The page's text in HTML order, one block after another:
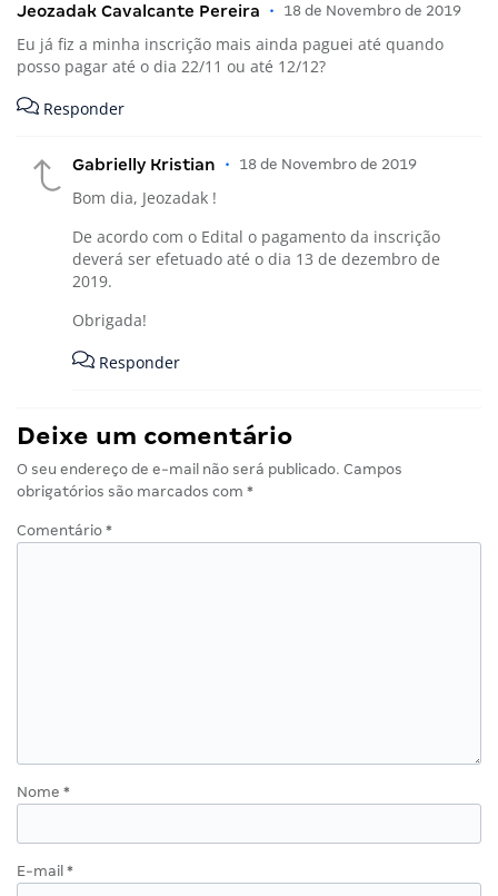
Jeozadak Cavalcante Pereira • 18 de Novembro de 2019
Eu já fiz a minha inscrição mais ainda paguei até quando
posso pagar até o dia 22/11 ou até 12/12?
Responder
Gabrielly Kristian • 18 de Novembro de 2019
Bom dia, Jeozadak !
De acordo com o Edital o pagamento da inscrição
deverá ser efetuado até o dia 13 de dezembro de
2019.
Obrigada!
Responder
Deixe um comentário
O seu endereço de e-mail não será publicado. Campos
obrigatórios são marcados com *
Comentário *
Nome *
E-mail *